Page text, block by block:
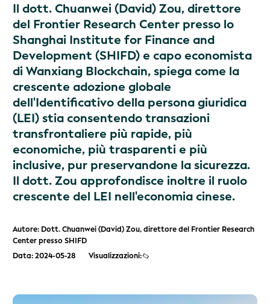
Il dott. Chuanwei (David) Zou, direttore
del Frontier Research Center presso lo
Shanghai Institute for Finance and
Development (SHIFD) e capo economista
di Wanxiang Blockchain, spiega come la
crescente adozione globale
dell'Identificativo della persona giuridica
(LEI) stia consentendo transazioni
transfrontaliere più rapide, più
economiche, più trasparenti e più
inclusive, pur preservandone la sicurezza.
Il dott. Zou approfondisce inoltre il ruolo
crescente del LEI nell'economia cinese.
Autore: Dott. Chuanwei (David) Zou, direttore del Frontier Research
Center presso SHIFD
Data: 2024-05-28
Visualizzazioni: